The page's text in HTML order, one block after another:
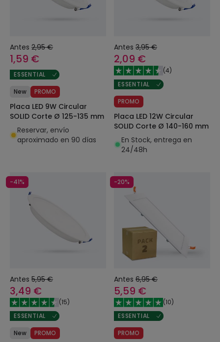
Antes 2,95 €
1,59 €
ESSENTIAL
New PROMO
Placa LED 9W Circular
SOLID Corte Ø 125-135 mm
Reservar, envío
aproximado en 90 días
Antes 3,95 €
2,09 €
(4)
ESSENTIAL
PROMO
Placa LED 12W Circular
SOLID Corte Ø 140-160 mm
En Stock, entrega en
24/48h
-41%
Antes 5,95 €
3,49 €
(15)
ESSENTIAL
New PROMO
-20%
Antes 6,95 €
5,59 €
(10)
ESSENTIAL
PROMO